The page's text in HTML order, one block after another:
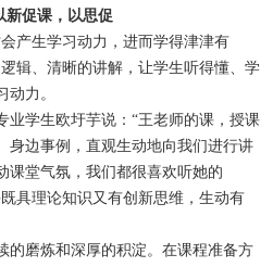
新促课，以思促
产生学习动力，进而学得津津有
辑、清晰的讲解，让学生听得懂、学
力。
业学生欧圩芋说：“王老师的课，授课
身边事例，直观生动地向我们进行讲
课堂气氛，我们都很喜欢听她的
具理论知识又有创新思维，生动有
的磨炼和深厚的积淀。在课程准备方